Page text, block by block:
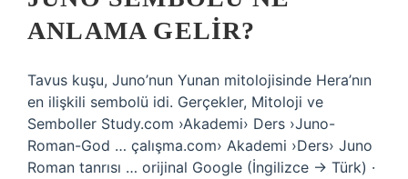
ANLAMA GELIR?
Tavus kuşu, Juno’nun Yunan mitolojisinde Hera’nın
en ilişkili sembolü idi. Gerçekler, Mitoloji ve
Semboller Study.com ›Akademi› Ders ›Juno-
Roman-God … çalışma.com› Akademi ›Ders› Juno
Roman tanrısı … orijinal Google (İngilizce → Türk) ·